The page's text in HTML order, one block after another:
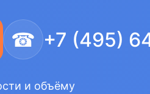
☎ +7 (495)
и объёму